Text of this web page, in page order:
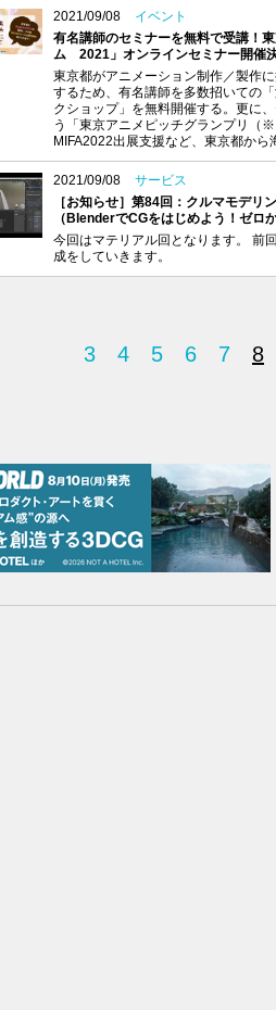
2021/09/08
イベント
有名講師のセミナーを無料で受講！
ム 2021」オンラインセミナー開催
東京都がアニメーション制作／製作
するため、有名講師を多数招いての
クショップ」を無料開催する。更に
う「東京アニメピッチグランプリ（
MIFA2022出展支援など、東京都から
2021/09/08
サービス
［お知らせ］第84回：クルマモデリ
（BlenderでCGをはじめよう！ゼロ
今回はマテリアル回となります。 前
成をしていきます。
3 4 5 6 7 8